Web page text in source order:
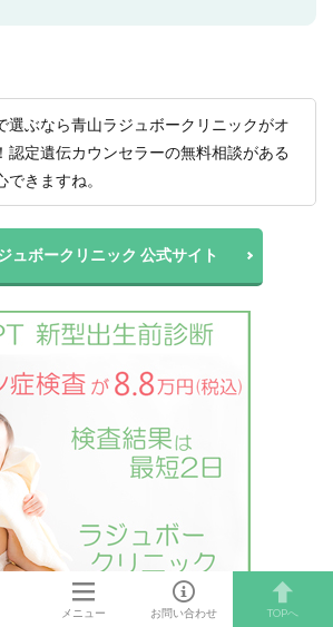
選ぶなら青山ラジュボークリニックがオ
認定遺伝カウンセラーの無料相談がある
できますね。
ュボークリニック 公式サイト
メニュー お問い合わせ TOPへ